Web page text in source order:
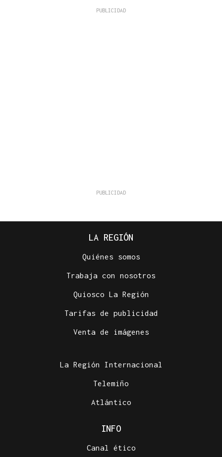
LA REGIÓN
Quiénes somos
Trabaja con nosotros
Quiosco La Región
Tarifas de publicidad
Venta de imágenes
La Región Internacional
Telemiño
Atlántico
INFO
Canal ético